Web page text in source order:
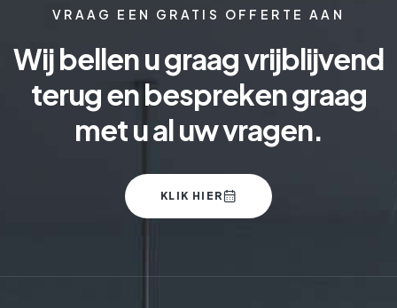
VRAAG EEN GRATIS OFFERTE AAN
Wij bellen u graag vrijblijvend
terug en bespreken graag
met u al uw vragen.
KLIK HIER